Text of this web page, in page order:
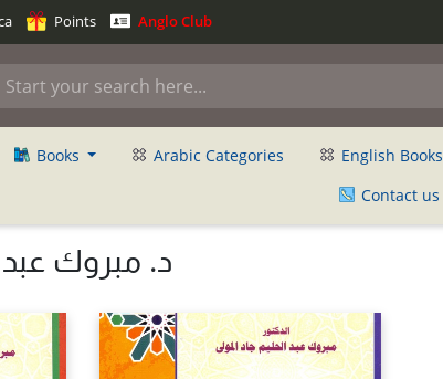
Points Anglo Club
Books Arabic Categories English Books
Contact us
د. مبروك عبد